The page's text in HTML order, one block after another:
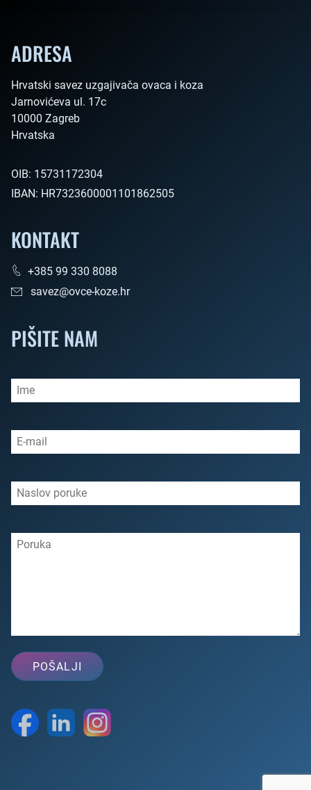
ADRESA
Hrvatski savez uzgajivača ovaca i koza
Jarnovićeva ul. 17c
10000 Zagreb
Hrvatska
OIB: 15731172304
IBAN: HR7323600001101862505
KONTAKT
+385 99 330 8088
savez@ovce-koze.hr
PIŠITE NAM